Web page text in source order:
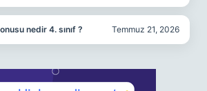
nedir 4. sınıf ? Temmuz 21, 2026